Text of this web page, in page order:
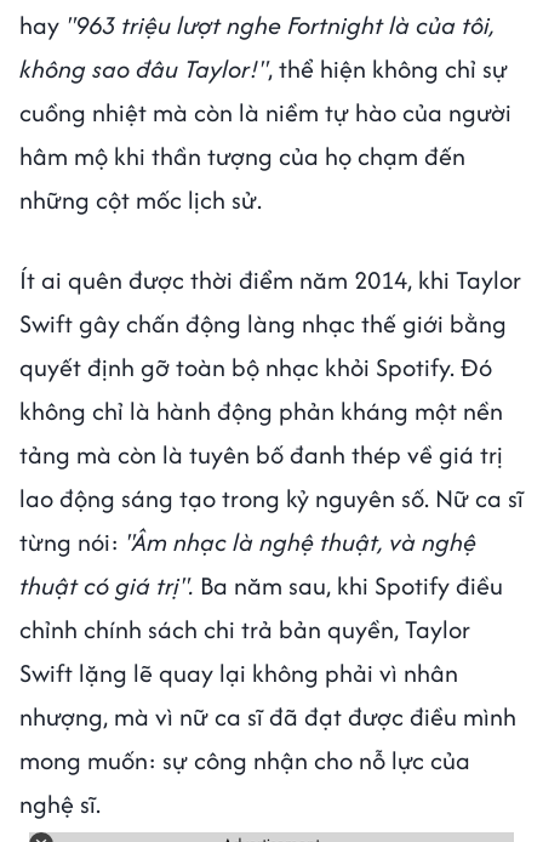
hay "963 triệu lượt nghe Fortnight là của tôi,
không sao đâu Taylor!", thể hiện không chỉ sự
cuồng nhiệt mà còn là niềm tự hào của người
hâm mộ khi thần tượng của họ chạm đến
những cột mốc lịch sử.
Ít ai quên được thời điểm năm 2014, khi Taylor
Swift gây chấn động làng nhạc thế giới bằng
quyết định gỡ toàn bộ nhạc khỏi Spotify. Đó
không chỉ là hành động phản kháng một nền
tảng mà còn là tuyên bố đanh thép về giá trị
lao động sáng tạo trong kỷ nguyên số. Nữ ca sĩ
từng nói: "Âm nhạc là nghệ thuật, và nghệ
thuật có giá trị". Ba năm sau, khi Spotify điều
chỉnh chính sách chi trả bản quyền, Taylor
Swift lặng lẽ quay lại không phải vì nhân
nhượng, mà vì nữ ca sĩ đã đạt được điều mình
mong muốn: sự công nhận cho nỗ lực của
nghệ sĩ.